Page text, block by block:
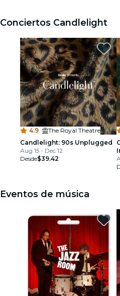
Conciertos Candlelight
4.9 ·
The Royal Theatre
Candlelight: 90s Unplugged
Aug 15 - Dec 12
Desde$39.42
Eventos de música